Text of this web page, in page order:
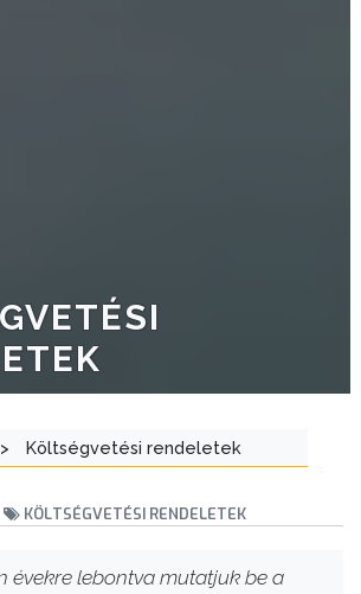
> Költségvetési rendeletek
KÖLTSÉGVETÉSI RENDELETEK
évekre lebontva mutatjuk be a